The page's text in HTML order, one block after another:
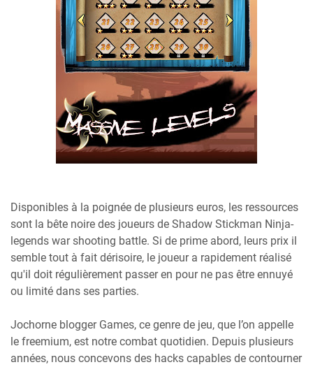
Disponibles à la poignée de plusieurs euros, les ressources
sont la bête noire des joueurs de Shadow Stickman Ninja-
legends war shooting battle. Si de prime abord, leurs prix il
semble tout à fait dérisoire, le joueur a rapidement réalisé
qu'il doit régulièrement passer en pour ne pas être ennuyé
ou limité dans ses parties.
Jochorne blogger Games, ce genre de jeu, que l’on appelle
le freemium, est notre combat quotidien. Depuis plusieurs
années, nous concevons des hacks capables de contourner